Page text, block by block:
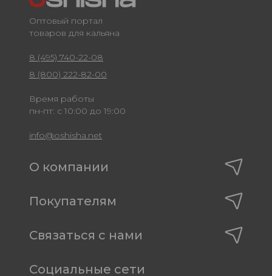
Оптовый портал
товаров для кальяна
8 (495) 740-22-08
8 (800) 222-82-00
Время работы
пн-пт: с 10:00 до 19:00
info@oshisha.net
О компании
Покупателям
Связаться с нами
Социальные сети